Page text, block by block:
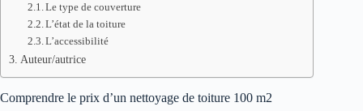
Le type de couverture
L’état de la toiture
L’accessibilité
Auteur/autrice
Comprendre le prix d’un nettoyage de toiture 100 m2